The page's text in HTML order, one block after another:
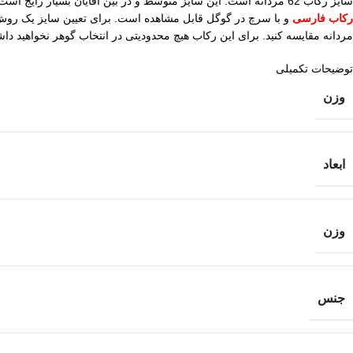
رکاب فارسی
مردانه مقایسه کنید. برای این رکاب هیچ محدودیتی در انتخاب گوهر نخواهید
توضیحات تکمیلی
وزن
ابعاد
وزن
جنس